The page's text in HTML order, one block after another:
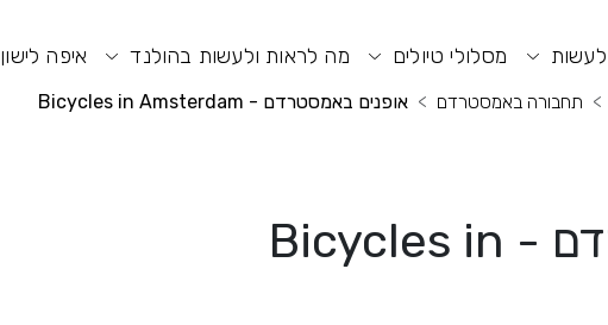
מסלולי טיולים מה לראות ולעשות בהולנד איפה לישון
תחבורה באמסטרדם אופנים באמסטרדם - Bicycles in Amsterdam
אופנים באמסטרדם - Bicycles in